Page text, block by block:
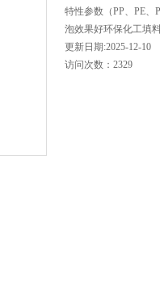
特性参数（PP、PE、
泡效果好环保化工填
更新日期:2025-12-10
访问次数：2329